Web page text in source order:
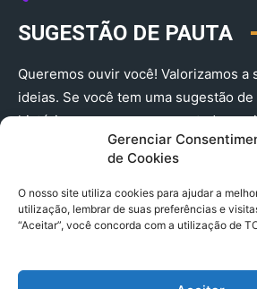
Gerenciar
de Cookies
O nosso site utiliza cookies para ajudar a
utilização, lembrar de suas preferências e
“Aceitar”, você concorda com a utilização de
SUGESTÃO DE PAUTA
Queremos ouvir você! Valorizamos a
ideias. Se você tem uma sugestão
história que merece ser contada,
(91) 98224 - 3111